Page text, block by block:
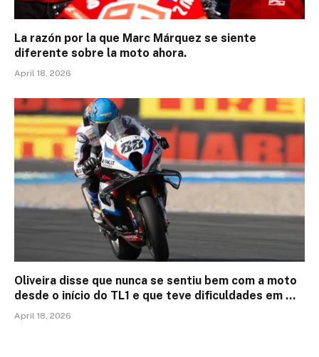
La razón por la que Marc Márquez se siente
diferente sobre la moto ahora.
April 18, 2026
Oliveira disse que nunca se sentiu bem com a moto
desde o início do TL1 e que teve dificuldades em …
April 18, 2026